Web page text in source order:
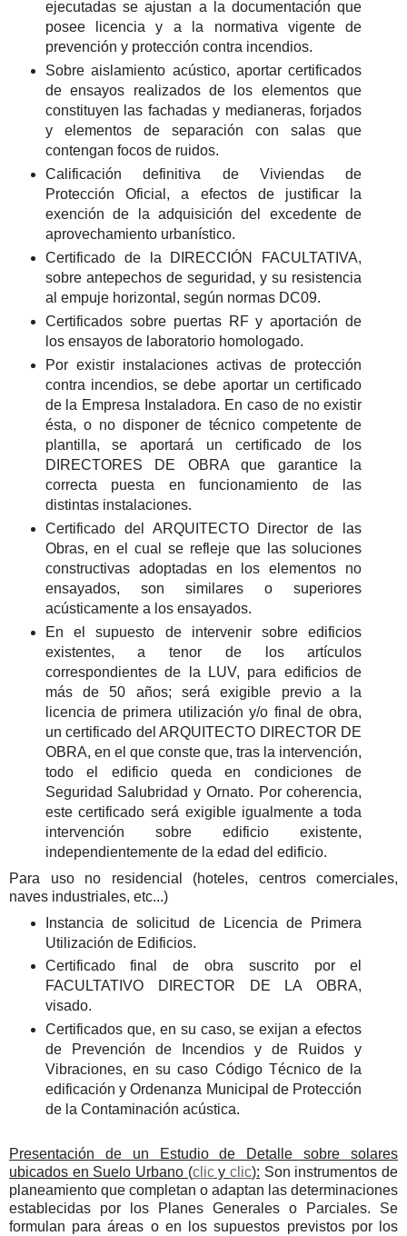
ejecutadas se ajustan a la documentación que
posee licencia y a la normativa vigente de
prevención y protección contra incendios.
Sobre aislamiento acústico, aportar certificados
de ensayos realizados de los elementos que
constituyen las fachadas y medianeras, forjados
y elementos de separación con salas que
contengan focos de ruidos.
Calificación definitiva de Viviendas de
Protección Oficial, a efectos de justificar la
exención de la adquisición del excedente de
aprovechamiento urbanístico.
Certificado de la DIRECCIÓN FACULTATIVA,
sobre antepechos de seguridad, y su resistencia
al empuje horizontal, según normas DC09.
Certificados sobre puertas RF y aportación de
los ensayos de laboratorio homologado.
Por existir instalaciones activas de protección
contra incendios, se debe aportar un certificado
de la Empresa Instaladora. En caso de no existir
ésta, o no disponer de técnico competente de
plantilla, se aportará un certificado de los
DIRECTORES DE OBRA que garantice la
correcta puesta en funcionamiento de las
distintas instalaciones.
Certificado del ARQUITECTO Director de las
Obras, en el cual se refleje que las soluciones
constructivas adoptadas en los elementos no
ensayados, son similares o superiores
acústicamente a los ensayados.
En el supuesto de intervenir sobre edificios
existentes, a tenor de los artículos
correspondientes de la LUV, para edificios de
más de 50 años; será exigible previo a la
licencia de primera utilización y/o final de obra,
un certificado del ARQUITECTO DIRECTOR DE
OBRA, en el que conste que, tras la intervención,
todo el edificio queda en condiciones de
Seguridad Salubridad y Ornato. Por coherencia,
este certificado será exigible igualmente a toda
intervención sobre edificio existente,
independientemente de la edad del edificio.
Para uso no residencial (hoteles, centros comerciales,
naves industriales, etc...)
Instancia de solicitud de Licencia de Primera
Utilización de Edificios.
Certificado final de obra suscrito por el
FACULTATIVO DIRECTOR DE LA OBRA,
visado.
Certificados que, en su caso, se exijan a efectos
de Prevención de Incendios y de Ruidos y
Vibraciones, en su caso Código Técnico de la
edificación y Ordenanza Municipal de Protección
de la Contaminación acústica.
Presentación de un Estudio de Detalle sobre solares
ubicados en Suelo Urbano (clicyclic): Son instrumentos de
planeamiento que completan o adaptan las determinaciones
establecidas por los Planes Generales o Parciales. Se
formulan para áreas o en los supuestos previstos por los